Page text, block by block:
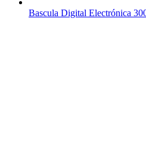
Bascula Digital Electrónica